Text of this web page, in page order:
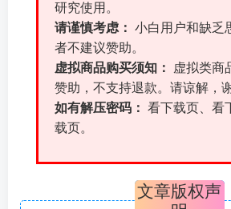
研究使用。
请谨慎考虑： 小白用户和缺乏
者不建议赞助。
虚拟商品购买须知：
虚拟类商
赞助，不支持退款。请谅解，
如有解压密码： 看下载页、看
载页。
文章版权声